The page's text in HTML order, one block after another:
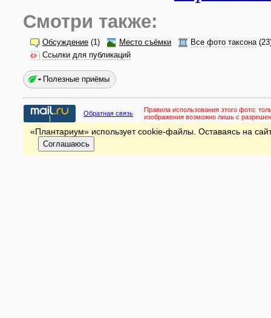
Смотри также:
Обсуждение (1) Место съёмки Все фото таксона
Ссылки для публикаций
Полезные приёмы
Обратная связь Правила использования этого фото:
изображения возможно лишь с
«Плантариум» использует cookie-файлы. Оставаясь на
Соглашаюсь